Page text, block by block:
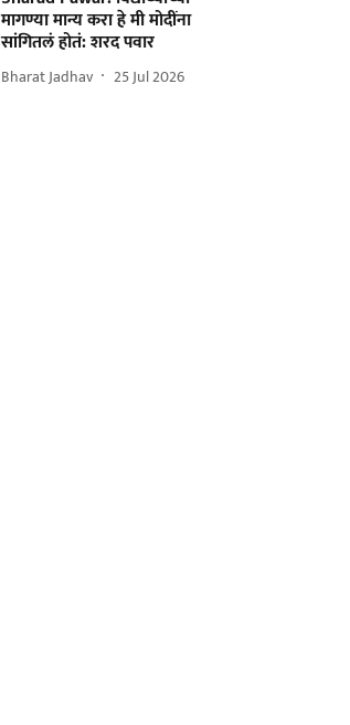
मागण्या मान्य करा हे मी मोदींना
सांगितलं होतं: शरद पवार
Bharat Jadhav 25 Jul 2026